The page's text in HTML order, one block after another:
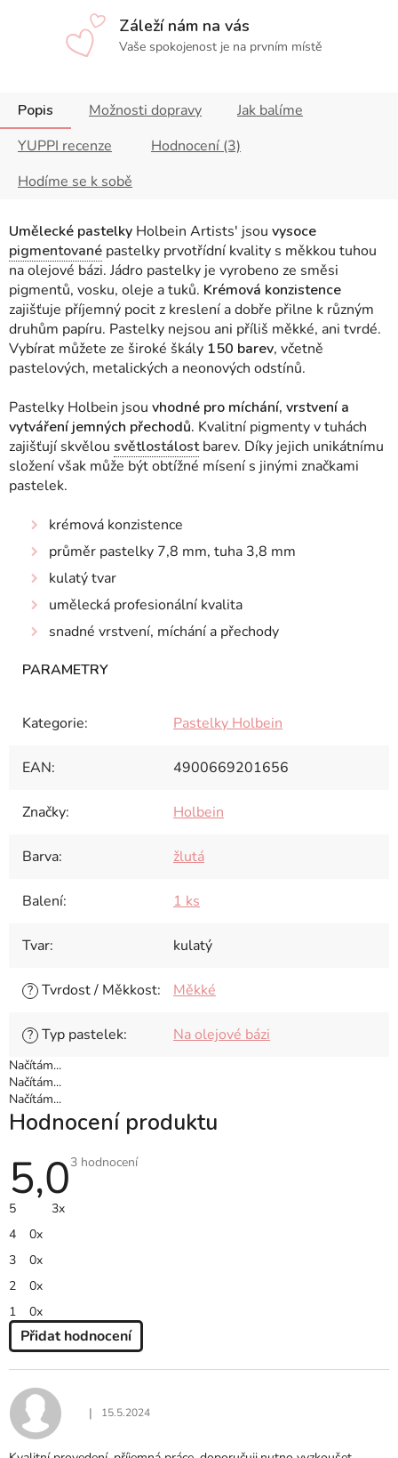
Záleží nám na vás
Vaše spokojenost je na prvním místě
Popis Možnosti dopravy
Jak balíme
YUPPI recenze
Hodnocení (3)
Hodíme se k sobě
Umělecké pastelky Holbein Artists' jsou vysoce
pigmentované pastelky prvotřídní kvality s měkkou tuhou
na olejové bázi. Jádro pastelky je vyrobeno ze směsi
pigmentů, vosku, oleje a tuků. Krémová konzistence
zajišťuje příjemný pocit z kreslení a dobře přilne k různým
druhům papíru. Pastelky nejsou ani příliš měkké, ani tvrdé.
Vybírat můžete ze široké škály 150 barev, včetně
pastelových, metalických a neonových odstínů.
Pastelky Holbein jsou vhodné pro míchání, vrstvení a
vytváření jemných přechodů. Kvalitní pigmenty v tuhách
zajišťují skvělou světlostálostbarev. Díky jejich unikátnímu
složení však může být obtížné mísení s jinými značkami
pastelek.
krémová konzistence
průměr pastelky 7,8 mm, tuha 3,8 mm
kulatý tvar
umělecká profesionální kvalita
snadné vrstvení, míchání a přechody
Kategorie: Pastelky Holbein
EAN: 4900669201656
Značky: Holbein
Barva: žlutá
Balení: 1 ks
Tvar: kulatý
? Tvrdost / Měkkost: Měkké
? Typ pastelek: Na olejové bázi
Načítám...
Načítám...
Načítám...
Hodnocení produktu
5,0Průměrné
3 hodnocení
5
3x
4
0x
3
0x
2
0x
1
0x
Přidat hodnocení
P
I
S
H
Hodnocení produktu je 5 z 5 hvězdiček.
| 15.5.2024